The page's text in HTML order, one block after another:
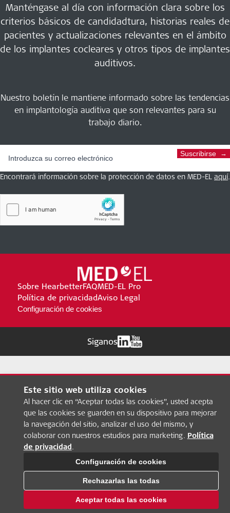
Manténgase al día con información clara sobre los
criterios básicos de candidadtura, historias reales de
pacientes y actualizaciones relevantes en el ámbito
de los implantes cocleares y otros tipos de implantes
auditivos.
Nuestro boletín le mantiene informado sobre las tendencias
en implantología auditiva que son relevantes para su
trabajo diario.
Suscribirse
Encontrará información sobre la protección de datos en MED-EL aquí.
Sobre HearbetterFAQMED-EL Pro
Política de privacidadAviso Legal
Configuración de cookies
Siganos
Este sitio web utiliza cookies
Al hacer clic en “Aceptar todas las cookies”, usted acepta
que las cookies se guarden en su dispositivo para mejorar
la navegación del sitio, analizar el uso del mismo, y
colaborar con nuestros estudios para marketing. Política
de privacidad.
Configuración de cookies
Rechazarlas las todas
Aceptar todas las cookies